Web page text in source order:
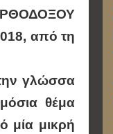
από τη
γλώσσα
θέμα
μία μικρή